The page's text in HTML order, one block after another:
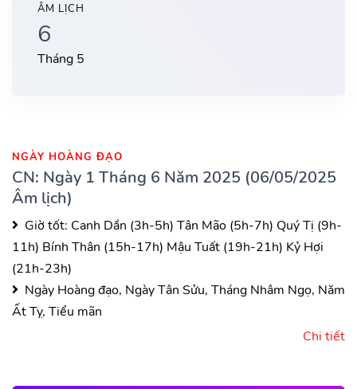
ÂM LỊCH
6
Tháng 5
NGÀY HOÀNG ĐẠO
CN: Ngày 1 Tháng 6 Năm 2025 (06/05/2025
Âm lịch)
Giờ tốt: Canh Dần (3h-5h) Tân Mão (5h-7h) Quý Tị (9h-
11h) Bính Thân (15h-17h) Mậu Tuất (19h-21h) Kỷ Hợi
(21h-23h)
Ngày Hoàng đạo, Ngày Tân Sửu, Tháng Nhâm Ngọ, Năm
Ất Tỵ, Tiểu mãn
Chi tiết